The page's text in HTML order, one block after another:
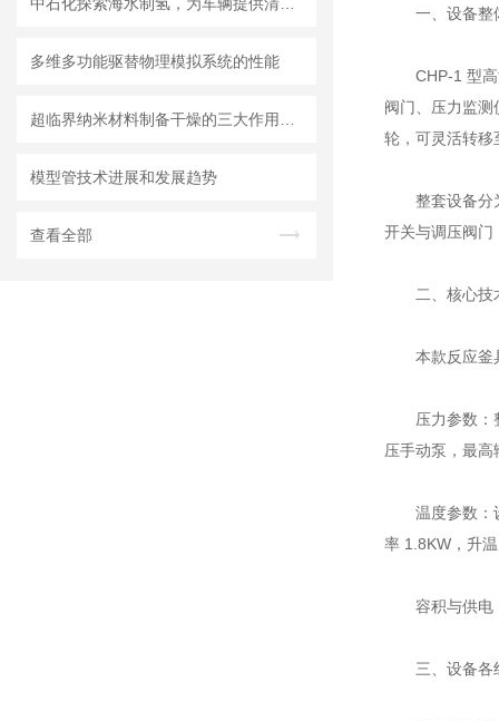
多维多功能驱替物理模拟系统的性能
模型管技术进展和发展趋势
查看全部
一、设备整
CHP-1 型高温
阀门、压力监
轮，可灵活转移
整套设备分为
开关与调压阀门
二、核心技
本款反应釜具
压力参数：整
压手动泵，最
温度参数：设
率 1.8KW，升
容积与供电：
三、设备各